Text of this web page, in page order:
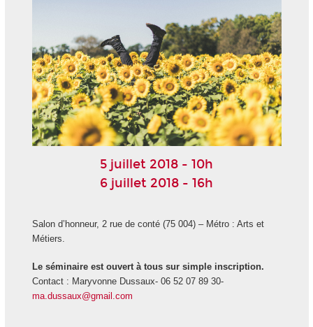
5 juillet 2018 - 10h
6 juillet 2018 - 16h
Salon d’honneur, 2 rue de conté (75 004) – Métro : Arts et
Métiers.
Le séminaire est ouvert à tous sur simple inscription.
Contact : Maryvonne Dussaux- 06 52 07 89 30-
ma.dussaux@gmail.com